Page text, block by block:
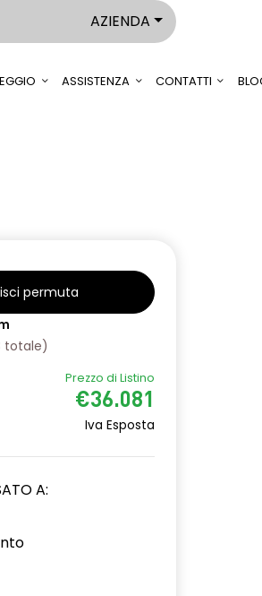
AZIENDA
ASSISTENZA CONTATTI
permuta
totale)
Prezzo di Listino
€36.081
Iva Esposta
A: